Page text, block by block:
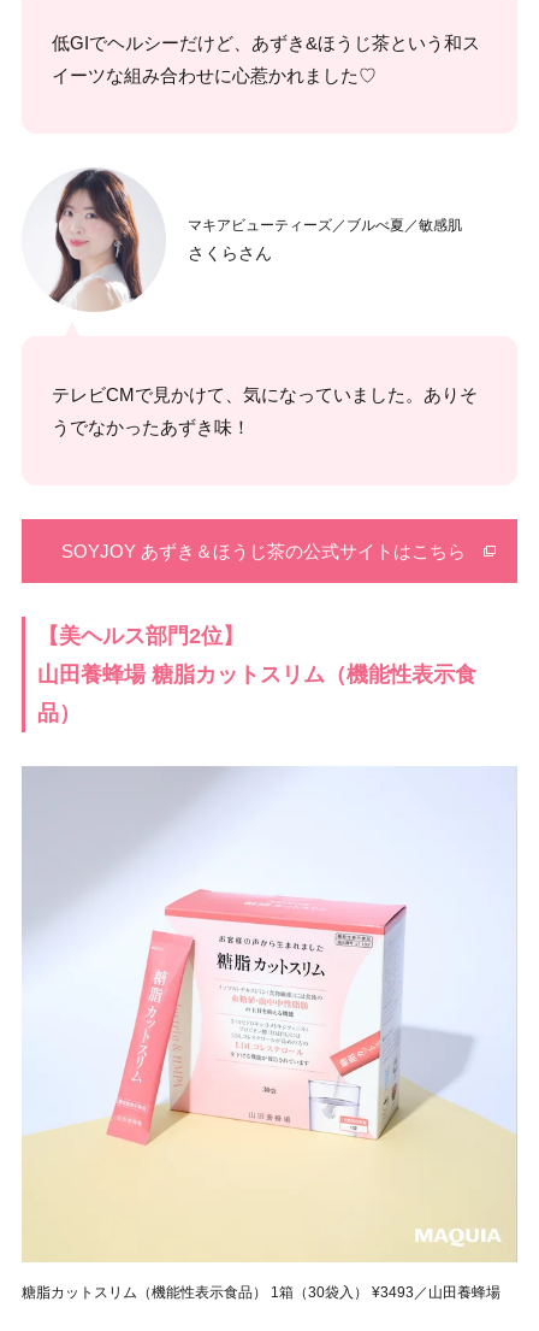
低GIでヘルシーだけど、あずき&ほうじ茶という和ス
イーツな組み合わせに心惹かれました♡
マキアビューティーズ／ブルべ夏／敏感肌
さくらさん
テレビCMで見かけて、気になっていました。ありそ
うでなかったあずき味！
SOYJOY あずき＆ほうじ茶の公式サイトはこちら
【美ヘルス部門2位】
山田養蜂場 糖脂カットスリム（機能性表示食
品）
糖脂カットスリム（機能性表示食品） 1箱（30袋入） ¥3493／山田養蜂場